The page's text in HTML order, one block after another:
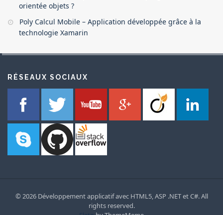
orientée objets ?
Poly Calcul Mobile – Application développée grâce à la
technologie Xamarin
RÉSEAUX SOCIAUX
© 2026 Développement applicatif avec HTML5, ASP .NET et C#. All
rights reserved.